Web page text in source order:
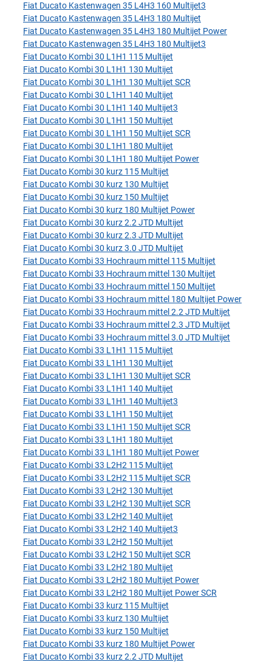
Fiat Ducato Kastenwagen 35 L4H3 160 Multijet3
Fiat Ducato Kastenwagen 35 L4H3 180 Multijet
Fiat Ducato Kastenwagen 35 L4H3 180 Multijet Power
Fiat Ducato Kastenwagen 35 L4H3 180 Multijet3
Fiat Ducato Kombi 30 L1H1 115 Multijet
Fiat Ducato Kombi 30 L1H1 130 Multijet
Fiat Ducato Kombi 30 L1H1 130 Multijet SCR
Fiat Ducato Kombi 30 L1H1 140 Multijet
Fiat Ducato Kombi 30 L1H1 140 Multijet3
Fiat Ducato Kombi 30 L1H1 150 Multijet
Fiat Ducato Kombi 30 L1H1 150 Multijet SCR
Fiat Ducato Kombi 30 L1H1 180 Multijet
Fiat Ducato Kombi 30 L1H1 180 Multijet Power
Fiat Ducato Kombi 30 kurz 115 Multijet
Fiat Ducato Kombi 30 kurz 130 Multijet
Fiat Ducato Kombi 30 kurz 150 Multijet
Fiat Ducato Kombi 30 kurz 180 Multijet Power
Fiat Ducato Kombi 30 kurz 2.2 JTD Multijet
Fiat Ducato Kombi 30 kurz 2.3 JTD Multijet
Fiat Ducato Kombi 30 kurz 3.0 JTD Multijet
Fiat Ducato Kombi 33 Hochraum mittel 115 Multijet
Fiat Ducato Kombi 33 Hochraum mittel 130 Multijet
Fiat Ducato Kombi 33 Hochraum mittel 150 Multijet
Fiat Ducato Kombi 33 Hochraum mittel 180 Multijet Power
Fiat Ducato Kombi 33 Hochraum mittel 2.2 JTD Multijet
Fiat Ducato Kombi 33 Hochraum mittel 2.3 JTD Multijet
Fiat Ducato Kombi 33 Hochraum mittel 3.0 JTD Multijet
Fiat Ducato Kombi 33 L1H1 115 Multijet
Fiat Ducato Kombi 33 L1H1 130 Multijet
Fiat Ducato Kombi 33 L1H1 130 Multijet SCR
Fiat Ducato Kombi 33 L1H1 140 Multijet
Fiat Ducato Kombi 33 L1H1 140 Multijet3
Fiat Ducato Kombi 33 L1H1 150 Multijet
Fiat Ducato Kombi 33 L1H1 150 Multijet SCR
Fiat Ducato Kombi 33 L1H1 180 Multijet
Fiat Ducato Kombi 33 L1H1 180 Multijet Power
Fiat Ducato Kombi 33 L2H2 115 Multijet
Fiat Ducato Kombi 33 L2H2 115 Multijet SCR
Fiat Ducato Kombi 33 L2H2 130 Multijet
Fiat Ducato Kombi 33 L2H2 130 Multijet SCR
Fiat Ducato Kombi 33 L2H2 140 Multijet
Fiat Ducato Kombi 33 L2H2 140 Multijet3
Fiat Ducato Kombi 33 L2H2 150 Multijet
Fiat Ducato Kombi 33 L2H2 150 Multijet SCR
Fiat Ducato Kombi 33 L2H2 180 Multijet
Fiat Ducato Kombi 33 L2H2 180 Multijet Power
Fiat Ducato Kombi 33 L2H2 180 Multijet Power SCR
Fiat Ducato Kombi 33 kurz 115 Multijet
Fiat Ducato Kombi 33 kurz 130 Multijet
Fiat Ducato Kombi 33 kurz 150 Multijet
Fiat Ducato Kombi 33 kurz 180 Multijet Power
Fiat Ducato Kombi 33 kurz 2.2 JTD Multijet